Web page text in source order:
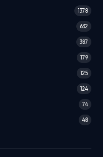
1378
632
387
179
125
124
74
48